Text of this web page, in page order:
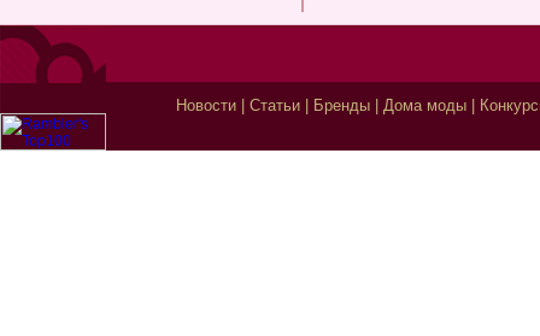
Новости| Статьи| Бренды| Дома моды|